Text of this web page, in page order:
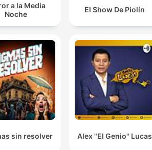
a la Media
Noche
El Show De Piolín
sin resolver Alex "El Genio" Lucas